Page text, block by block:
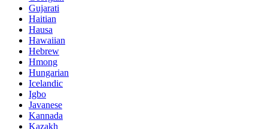
Gujarati
Haitian
Hausa
Hawaiian
Hebrew
Hmong
Hungarian
Icelandic
Igbo
Javanese
Kannada
Kazakh